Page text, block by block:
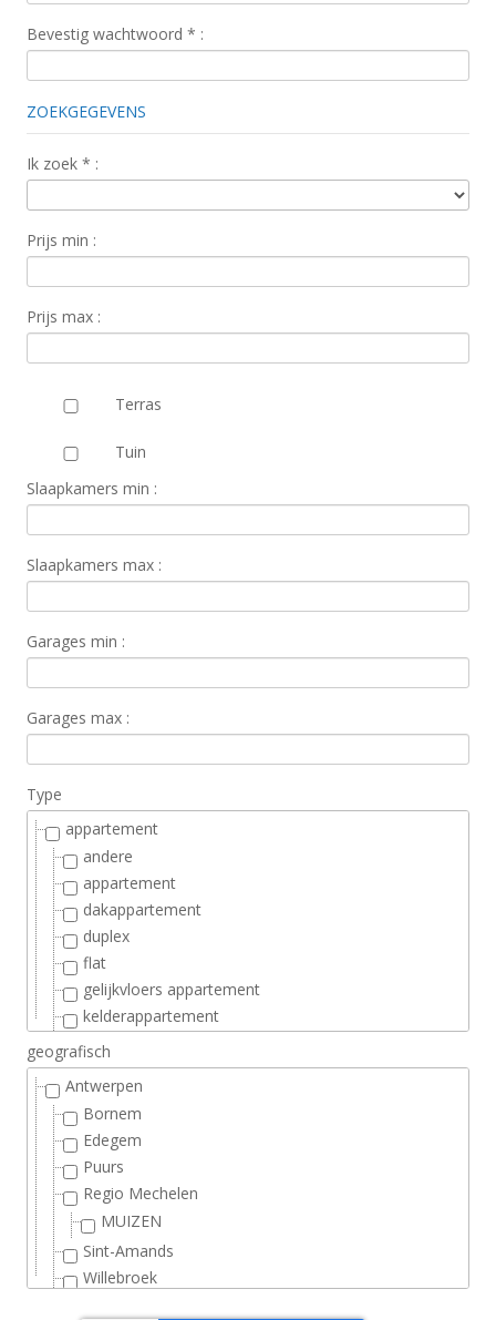
Bevestig wachtwoord* :
ZOEKGEGEVENS
Ik zoek* :
Prijs ​​min :
Prijs max :
Terras
Tuin
Slaapkamers min :
Slaapkamers max :
Garages min :
Garages max :
Type
appartement
andere
appartement
dakappartement
duplex
flat
gelijkvloers appartement
kelderappartement
loft
penthouse
studentenkamer
studio
garage-kelder
Autostaanplaats
garage
garage box
garage staanplaats
kelder
staanplaats
geografisch
Antwerpen
Bornem
Edegem
Puurs
Regio Mechelen
MUIZEN
Sint-Amands
Willebroek